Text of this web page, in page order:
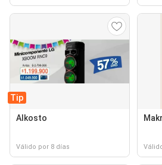
Tip
Alkosto
Válido por 8 días